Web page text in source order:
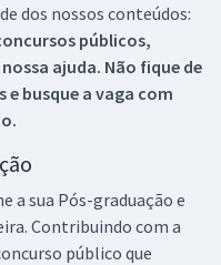
dos nossos conteúdos:
públicos,
ajuda. Não fique de
e busque a vaga com
a sua Pós-graduação e
Contribuindo com a
público que